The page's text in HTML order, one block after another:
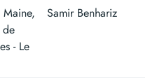
Maine,
de
- Le
Samir Benhariz